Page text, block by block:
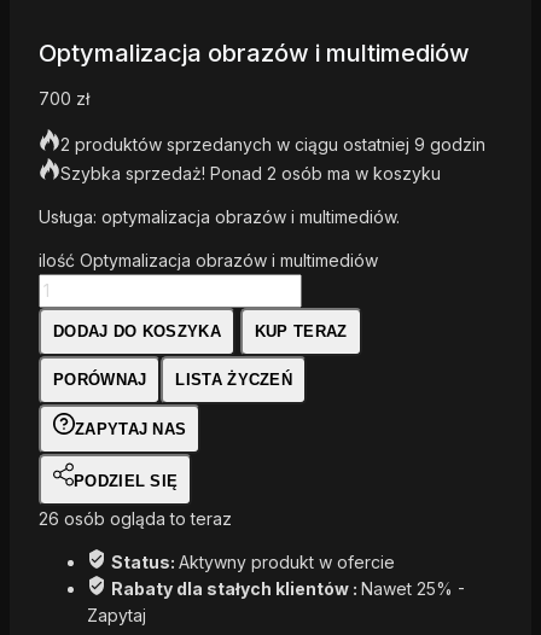
Optymalizacja obrazów i multimediów
700 zł
2 produktów sprzedanych w ciągu ostatniej 9 godzin
Szybka sprzedaż! Ponad 2 osób ma w koszyku
Usługa: optymalizacja obrazów i multimediów.
ilość Optymalizacja obrazów i multimediów
DODAJ DO KOSZYKA KUP TERAZ
PORÓWNAJ LISTA ŻYCZEŃ
ZAPYTAJ NAS
PODZIEL SIĘ
26 osób ogląda to teraz
Status: Aktywny produkt w ofercie
Rabaty dla stałych klientów : Nawet 25% -
Zapytaj